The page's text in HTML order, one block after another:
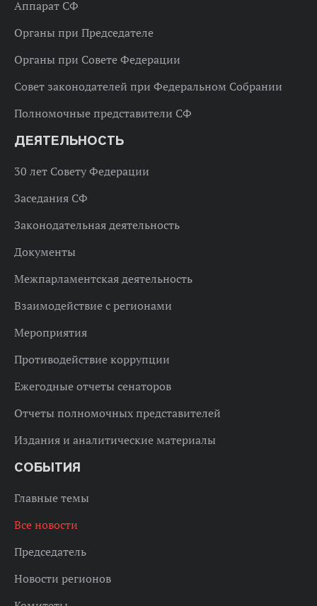
Аппарат СФ
Органы при Председателе
Органы при Совете Федерации
Совет законодателей при Федеральном Собрании
Полномочные представители СФ
ДЕЯТЕЛЬНОСТЬ
30 лет Совету Федерации
Заседания СФ
Законодательная деятельность
Документы
Межпарламентская деятельность
Взаимодействие с регионами
Мероприятия
Противодействие коррупции
Ежегодные отчеты сенаторов
Отчеты полномочных представителей
Издания и аналитические материалы
СОБЫТИЯ
Главные темы
Все новости
Председатель
Новости регионов